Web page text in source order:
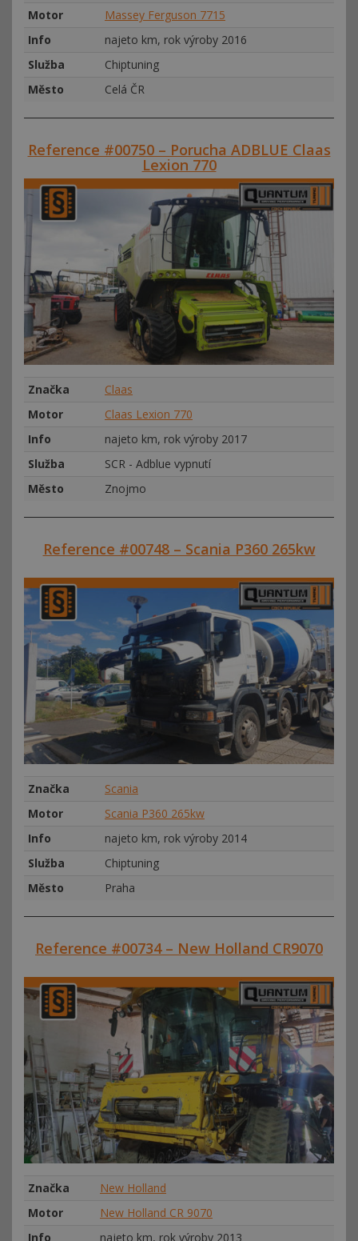
Motor
Massey Ferguson 7715
Info
najeto km, rok výroby 2016
Služba
Chiptuning
Město
Celá ČR
Reference #00750 – Porucha ADBLUE Claas
Lexion 770
Značka
Claas
Motor
Claas Lexion 770
Info
najeto km, rok výroby 2017
Služba
SCR - Adblue vypnutí
Město
Znojmo
Reference #00748 – Scania P360 265kw
Značka
Scania
Motor
Scania P360 265kw
Info
najeto km, rok výroby 2014
Služba
Chiptuning
Město
Praha
Reference #00734 – New Holland CR9070
Značka
New Holland
Motor
New Holland CR 9070
Info
najeto km, rok výroby 2013